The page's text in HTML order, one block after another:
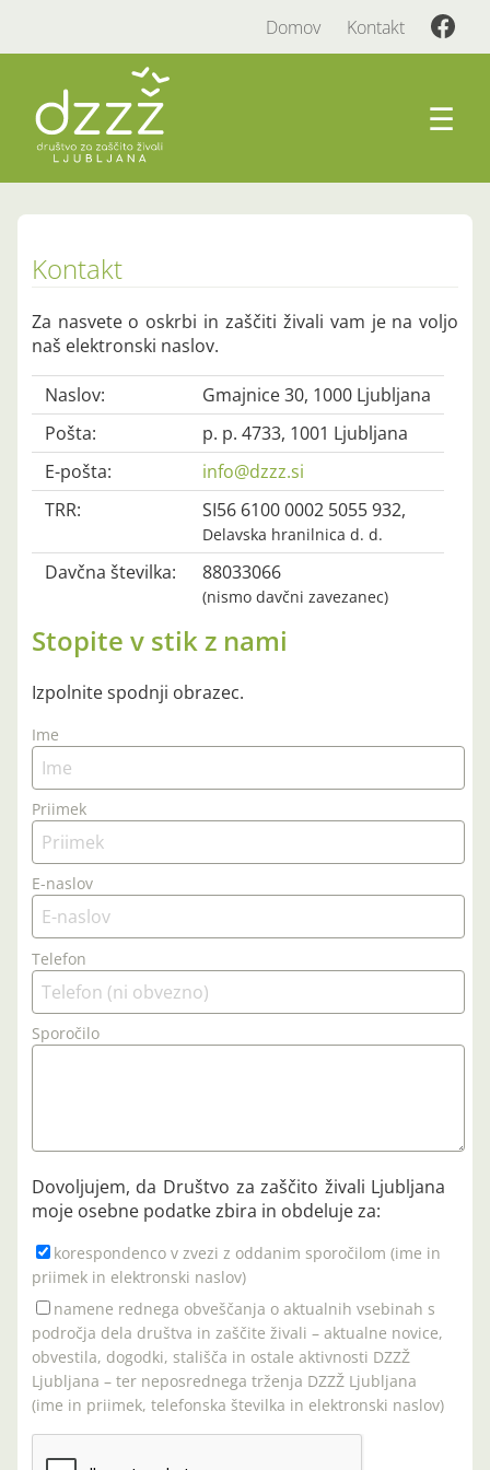
Domov Kontakt
☰
Kontakt
Za nasvete o oskrbi in zaščiti živali vam je na voljo
naš elektronski naslov.
Naslov:
Gmajnice 30, 1000 Ljubljana
Pošta:
p. p. 4733, 1001 Ljubljana
E-pošta:
info@dzzz.si
TRR:
SI56 6100 0002 5055 932,
Delavska hranilnica d. d.
Davčna številka: 88033066
(nismo davčni zavezanec)
Stopite v stik z nami
Izpolnite spodnji obrazec.
Ime
Priimek
E-naslov
Telefon
Sporočilo
Dovoljujem, da Društvo za zaščito živali Ljubljana
moje osebne podatke zbira in obdeluje za:
korespondenco v zvezi z oddanim sporočilom (ime in
priimek in elektronski naslov)
namene rednega obveščanja o aktualnih vsebinah s
področja dela društva in zaščite živali – aktualne novice,
obvestila, dogodki, stališča in ostale aktivnosti DZZŽ
Ljubljana – ter neposrednega trženja DZZŽ Ljubljana
(ime in priimek, telefonska številka in elektronski naslov)